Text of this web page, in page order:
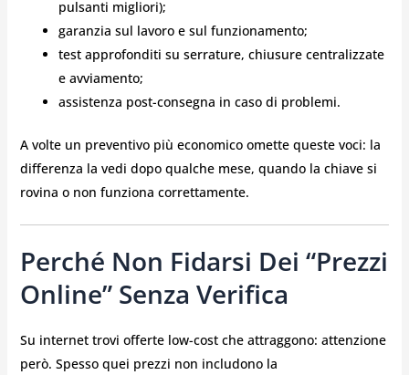
pulsanti migliori);
garanzia sul lavoro e sul funzionamento;
test approfonditi su serrature, chiusure centralizzate
e avviamento;
assistenza post-consegna in caso di problemi.
A volte un preventivo più economico omette queste voci: la
differenza la vedi dopo qualche mese, quando la chiave si
rovina o non funziona correttamente.
Perché Non Fidarsi Dei “prezzi
Online” Senza Verifica
Su internet trovi offerte low-cost che attraggono: attenzione
però. Spesso quei prezzi non includono la